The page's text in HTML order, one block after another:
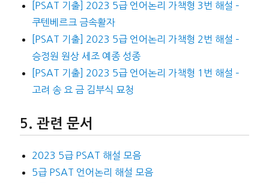
[PSAT 기출] 2023 5급 언어논리 가책형 3번 해설 –
쿠텐베르크 금속활자
[PSAT 기출] 2023 5급 언어논리 가책형 2번 해설 –
승정원 원상 세조 예종 성종
[PSAT 기출] 2023 5급 언어논리 가책형 1번 해설 –
고려 송 요 금 김부식 묘청
관련 문서
2023 5급 PSAT 해설 모음
5급 PSAT 언어논리 해설 모음